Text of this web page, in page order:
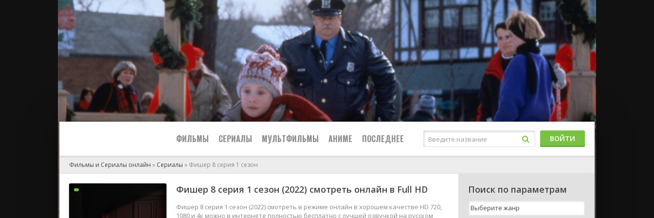
ФИЛЬМЫ
2024
Боевики
Военные
Мелодрамы
Приключения
СЕРИАЛЫ МУЛЬТФИЛЬМЫ АНИМЕ ПОСЛЕДНЕЕ
2024
ВОЙТИ
Фильмы и Сериалы онлайн » Сериалы » Фишер 8 серия 1 сезон
Фишер 8 серия 1 сезон (2022) смотреть онлайн в Full HD
Фишер 8 серия 1 сезон (2022) смотреть в режиме онлайн в хорошем качестве HD 720,
1080 и 4к можно в интернете полностью бесплатно с лучшей озвучкой на русском
Поиск по параметрам